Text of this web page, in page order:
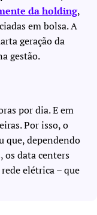
da holding,
em bolsa. A
geração da
gestão.
por dia. E em
Por isso, o
que, dependendo
os data centers